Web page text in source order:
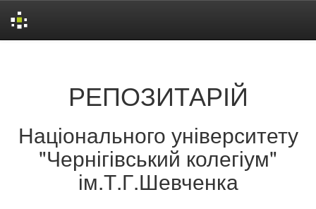
РЕПОЗИТАРІЙ
Національного університету
"Чернігівський колегіум"
ім.Т.Г.Шевченка